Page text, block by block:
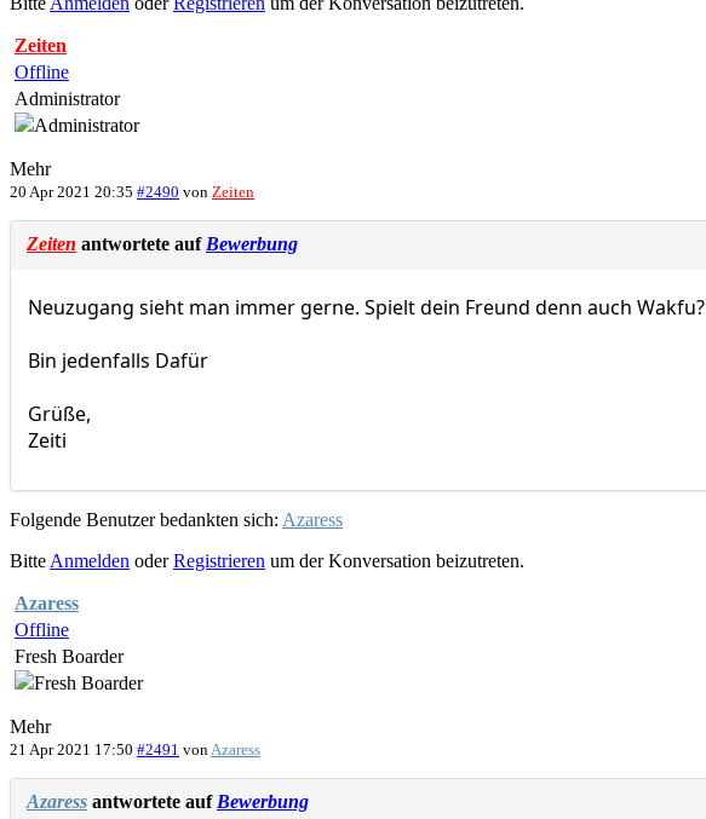
Zeiten
Offline
Administrator
Mehr
20 Apr 2021 20:35 #2490 von Zeiten
Zeiten antwortete auf Bewerbung
Neuzugang sieht man immer gerne. Spielt dein Freund denn auch Wakfu?
Bin jedenfalls Dafür
Grüße,
Zeiti
Folgende Benutzer bedankten sich: Azaress
Bitte Anmelden oderRegistrieren um der Konversation beizutreten.
Azaress
Offline
Fresh Boarder
Mehr
21 Apr 2021 17:50 #2491 von Azaress
Azaress antwortete auf Bewerbung